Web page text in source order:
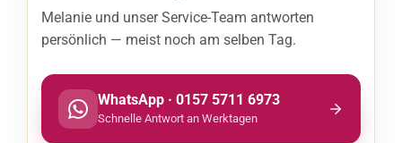
Melanie und unser Service-Team antworten
persönlich — meist noch am selben Tag.
WhatsApp · 0157 5711 6973
Schnelle Antwort an Werktagen